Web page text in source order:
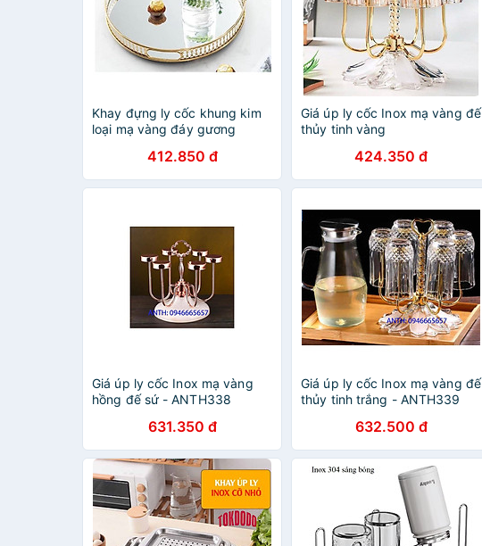
Khay đựng ly cốc khung kim
loại mạ vàng đáy gương
412.850 đ
Giá úp ly cốc Inox mạ vàng đế
thủy tinh vàng
424.350 đ
Giá úp ly cốc Inox mạ vàng
hồng đế sứ - ANTH338
631.350 đ
Giá úp ly cốc Inox mạ vàng đế
thủy tinh trắng - ANTH339
632.500 đ